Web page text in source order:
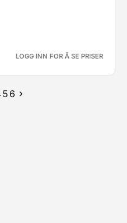
LOGG INN FOR Å SE PRISER
5 6